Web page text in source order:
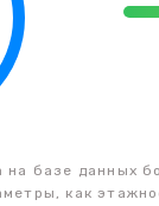
на базе данных
как